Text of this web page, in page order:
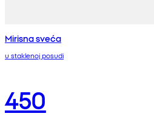
Mirisna sveća
u staklenoj posudi
450